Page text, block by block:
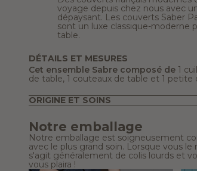
voyage depuis chez nous avec
dépaysant. Les couverts Saber
sont un luxe classique-moderne
table.
DÉTAILS ET MESURES
Cet ensemble Sabre composé de 1
de table, 1 couteaux de table et 1 petite
ORIGINE ET SOINS
Notre emballage
Notre emballage est soigneusement
avec le plus grand soin. Lorsque vous
s'agit généralement de colis lourds et
vous plaira !